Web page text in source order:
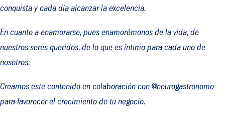
conquista y cada día alcanzar la excelencia.
En cuanto a enamorarse, pues enamorémonos de la vida, de
nuestros seres queridos, de lo que es íntimo para cada uno de
nosotros.
Creamos este contenido en colaboración con @neurogastronomo
para favorecer el crecimiento de tu negocio.